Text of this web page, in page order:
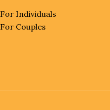
For Individuals
For Couples